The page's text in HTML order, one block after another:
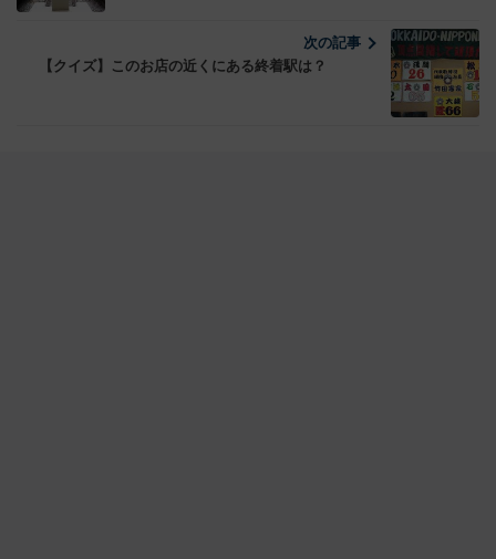
次の記事
【クイズ】このお店の近くにある終着駅は？